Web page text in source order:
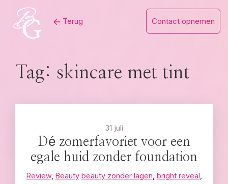
content
Terug Contact opnemen
Tag: skincare met tint
31 juli
Dé zomerfavoriet voor een
egale huid zonder foundation
Review, Beauty beauty zonder lagen bright reveal